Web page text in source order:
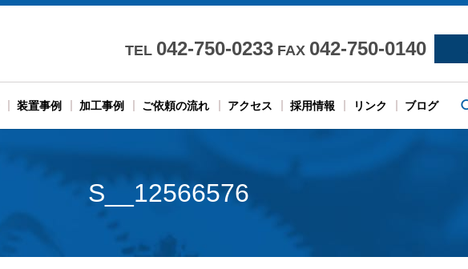
TEL 042-750-0233 FAX 042-750-0140
装置事例 加工事例 ご依頼の流れ アクセス 採用情報 リンク ブログ
S__12566576